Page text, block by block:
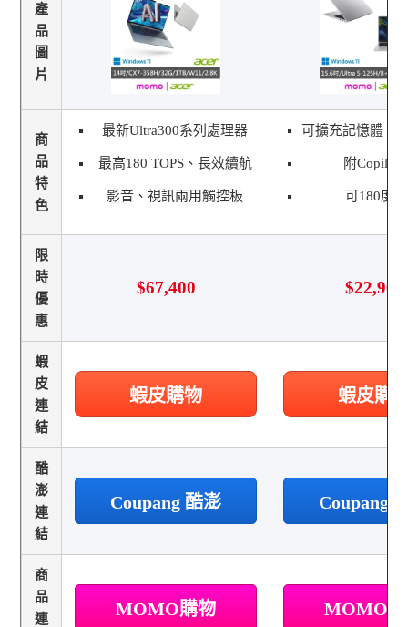
產
品
圖
片
商
品
特
色
最新Ultra300系列處理器
最高180 TOPS、長效續航
影音、視訊兩用觸控板
可擴充記憶體、
附Copilot
可180度
限
時
優
惠
$67,400 $22,900
蝦
皮
連
結
蝦皮購物 蝦皮購
酷
澎
連
結
Coupang 酷澎 Coupang
商
品
連
MOMO購物 MOMO